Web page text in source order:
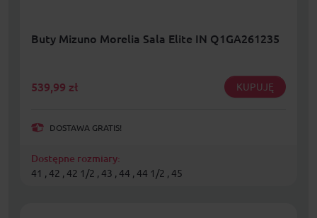
Buty Mizuno Morelia Sala Elite IN Q1GA261235
539,99 zł KUPUJĘ
DOSTAWA GRATIS!
Dostępne rozmiary:
41 , 42 , 42 1/2 , 43 , 44 , 44 1/2 , 45